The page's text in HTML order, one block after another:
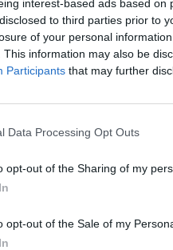
interest-based ads based
to third parties prior to
of your personal
This information may also be
Participants that may further
Data Processing Opt Outs
opt-out of the Sharing of my
opt-out of the Sale of my